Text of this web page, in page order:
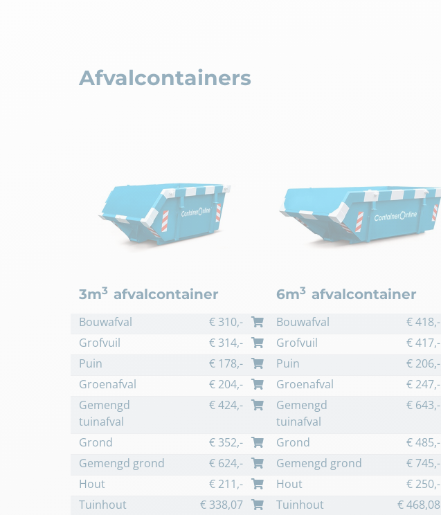
Afvalcontainers
3m3 afvalcontainer
Bouwafval € 310,-
Grofvuil
€ 314,-
Puin
€ 178,-
Groenafval
€ 204,-
Gemengd
tuinafval
€424,-
Grond € 352,-
Gemengd grond
€ 624,-
Hout
€ 211,-
Tuinhout
€ 338,07
6m3 afvalcontainer
Bouwafval €418,-
Grofvuil
€417,-
Puin
€ 206,-
Groenafval
€ 247,-
Gemengd
tuinafval
€ 643,-
Grond €485,-
Gemengd grond
€745,-
Hout
€ 250,-
Tuinhout
€468,08